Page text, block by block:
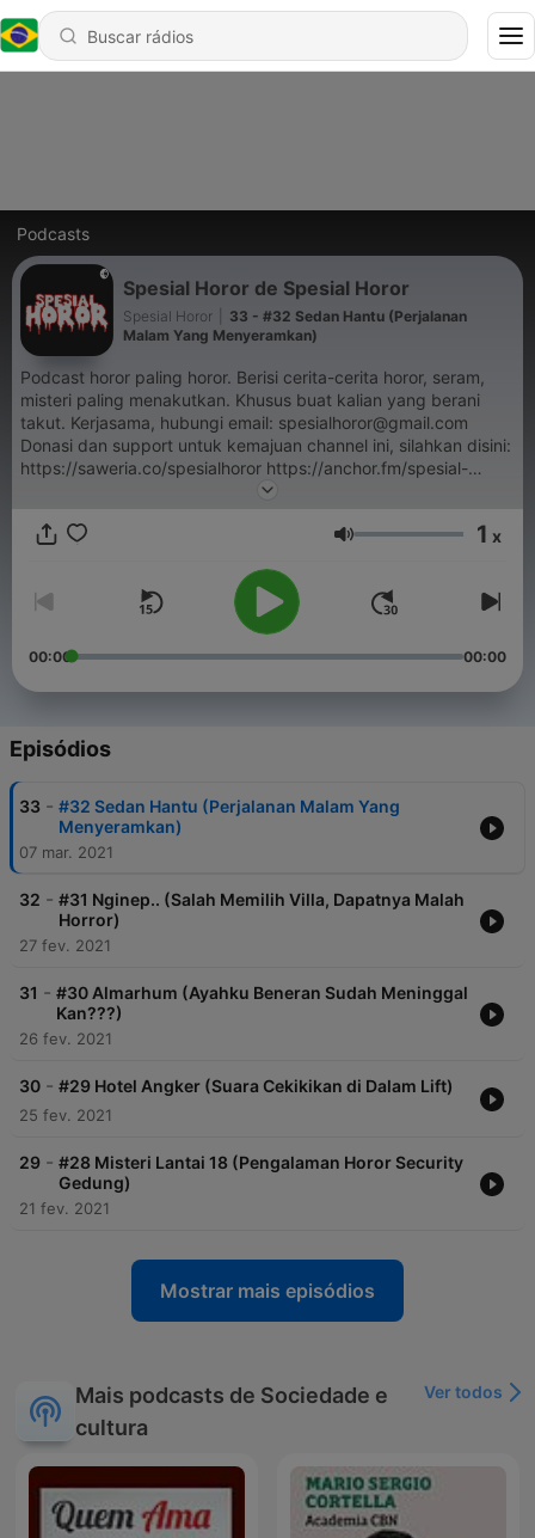
Podcasts
Spesial Horor de Spesial Horor
Spesial Horor
33 - #32 Sedan Hantu (Perjalanan
Malam Yang Menyeramkan)
Podcast horor paling horor. Berisi cerita-cerita horor, seram,
misteri paling menakutkan. Khusus buat kalian yang berani
takut. Kerjasama, hubungi email: spesialhoror@gmail.com
Donasi dan support untuk kemajuan channel ini, silahkan disini:
https://saweria.co/spesialhoror https://anchor.fm/spesial-
horor/support (Terima kasih semuanya, sehat dan sukses bagi
https://www.youtube.com/channel/UC10ypqnI-
Volume 1 x
00:00 00:00
Episódios
33 - #32 Sedan Hantu (Perjalanan Malam Yang
Menyeramkan)
07 mar. 2021
32 - #31 Nginep.. (Salah Memilih Villa, Dapatnya Malah
Horror)
27 fev. 2021
31 - #30 Almarhum (Ayahku Beneran Sudah Meninggal
Kan???)
26 fev. 2021
30 - #29 Hotel Angker (Suara Cekikikan di Dalam Lift)
25 fev. 2021
29 - #28 Misteri Lantai 18 (Pengalaman Horor Security
Gedung)
21 fev. 2021
Mostrar mais episódios
Mais podcasts de Sociedade e
cultura
Ver todos